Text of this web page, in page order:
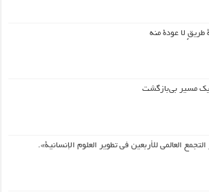
طريقٍ لا عودة منه
یک مسیر بی‌بازگشت
العالمي للأربعين في تطوير العلوم الإنسانية».